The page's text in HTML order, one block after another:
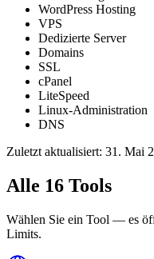
WordPress Hosting
VPS
Dedizierte Server
Domains
SSL
cPanel
LiteSpeed
Linux-Administration
DNS
Zuletzt aktualisiert: 31. Mai
Alle 16 Tools
Wählen Sie ein Tool — es
Limits.